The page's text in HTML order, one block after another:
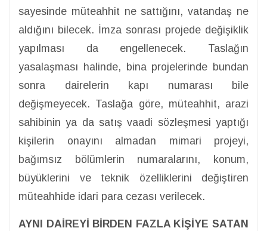
sayesinde müteahhit ne sattığını, vatandaş ne
aldığını bilecek. İmza sonrası projede değişiklik
yapılması da engellenecek. Taslağın
yasalaşması halinde, bina projelerinde bundan
sonra dairelerin kapı numarası bile
değişmeyecek. Taslağa göre, müteahhit, arazi
sahibinin ya da satış vaadi sözleşmesi yaptığı
kişilerin onayını almadan mimari projeyi,
bağımsız bölümlerin numaralarını, konum,
büyüklerini ve teknik özelliklerini değiştiren
müteahhide idari para cezası verilecek.
AYNI DAİREYİ BİRDEN FAZLA KİŞİYE SATAN